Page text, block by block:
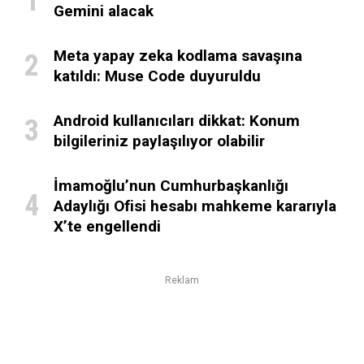
Gemini alacak
Meta yapay zeka kodlama savaşına
katıldı: Muse Code duyuruldu
Android kullanıcıları dikkat: Konum
bilgileriniz paylaşılıyor olabilir
İmamoğlu’nun Cumhurbaşkanlığı
Adaylığı Ofisi hesabı mahkeme kararıyla
X’te engellendi
Reklam